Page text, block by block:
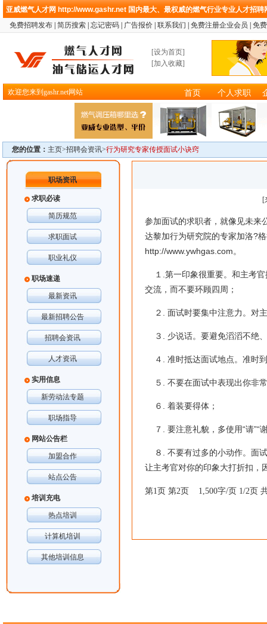
亚威燃气人才网 http://www.gashr.net 国内最大、最权威的燃气行业专业人才招
免费招聘发布 简历搜索 忘记密码 广告报价 联系我们 免费注册企业会员 免
[设为首页]
[加入收藏]
欢迎您来到gashr.net网站 首页 个人求职
您的位置： 主页>招聘会资讯>行为研究专家传授面试小诀窍
职场资讯
求职必读
简历规范
求职面试
职业礼仪
职场速递
最新资讯
最新招聘公告
招聘会资讯
人才资讯
实用信息
新劳动法专题
职场指导
网站公告栏
加盟合作
站点公告
培训充电
热点培训
计算机培训
其他培训信息
[
参加面试的求职者，就像见未来
达黎加行为研究院的专家加洛?
http://www.ywhgas.com。
１.第一印象很重要。和主考官
交流，而不要环顾四周；
２. 面试时要集中注意力。对
３. 少说话。要避免滔滔不绝
４. 准时抵达面试地点。准时
５. 不要在面试中表现出你非
６. 着装要得体；
７. 要注意礼貌，多使用“请”“
８. 不要有过多的小动作。面
让主考官对你的印象大打折扣，
第1页 第2页 1,500字/页 1/2页